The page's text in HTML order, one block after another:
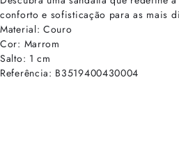
conforto e sofisticação para as mais
Material: Couro
Cor: Marrom
Salto: 1 cm
Referência: B3519400430004